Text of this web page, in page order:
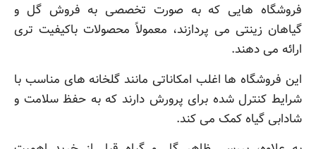
فروشگاه هایی که به صورت تخصصی به فروش گل و
گیاهان زینتی می پردازند، معمولاً محصولات باکیفیت تری
ارائه می دهند.
این فروشگاه ها اغلب امکاناتی مانند گلخانه های مناسب با
شرایط کنترل شده برای پرورش دارند که به حفظ سلامت و
شادابی گیاه کمک می کند.